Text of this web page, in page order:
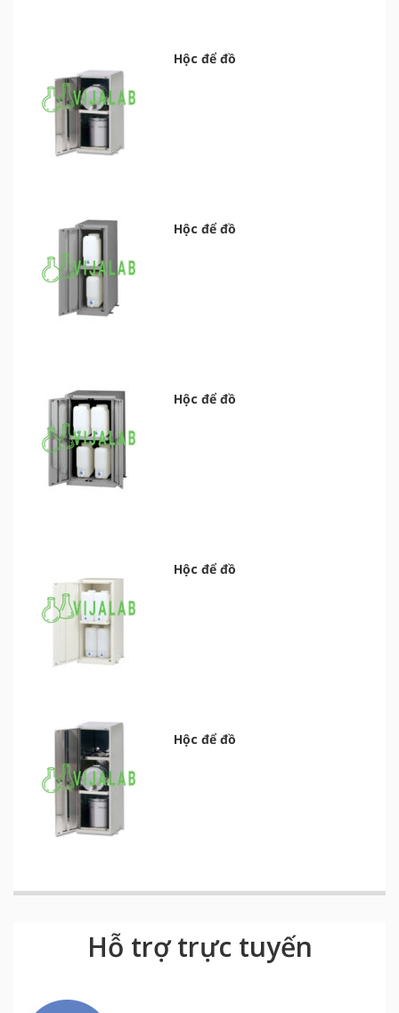
Hộc để đồ
Hộc để đồ
Hộc để đồ
Hộc để đồ
Hộc để đồ
Hỗ trợ trực tuyến